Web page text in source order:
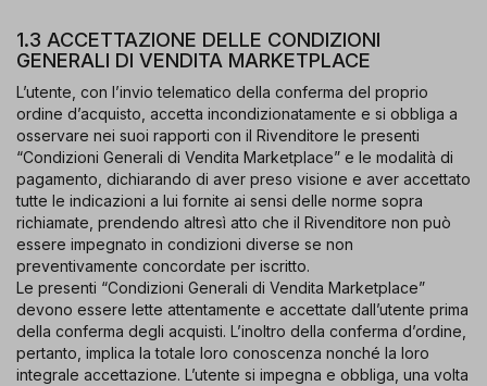
1.3 ACCETTAZIONE DELLE CONDIZIONI
GENERALI DI VENDITA MARKETPLACE
L’utente, con l’invio telematico della conferma del proprio
ordine d’acquisto, accetta incondizionatamente e si obbliga a
osservare nei suoi rapporti con il Rivenditore le presenti
“Condizioni Generali di Vendita Marketplace” e le modalità di
pagamento, dichiarando di aver preso visione e aver accettato
tutte le indicazioni a lui fornite ai sensi delle norme sopra
richiamate, prendendo altresì atto che il Rivenditore non può
essere impegnato in condizioni diverse se non
preventivamente concordate per iscritto.
Le presenti “Condizioni Generali di Vendita Marketplace”
devono essere lette attentamente e accettate dall’utente prima
della conferma degli acquisti. L’inoltro della conferma d’ordine,
pertanto, implica la totale loro conoscenza nonché la loro
integrale accettazione. L’utente si impegna e obbliga, una volta